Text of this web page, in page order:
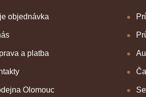
objednávka
a platba
Olomouc